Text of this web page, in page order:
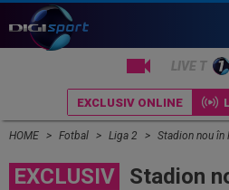
LIVE TV
EXCLUSIV ONLINE
HOME Fotbal Liga 2 Stadion nou în
EXCLUSIV
Stadion